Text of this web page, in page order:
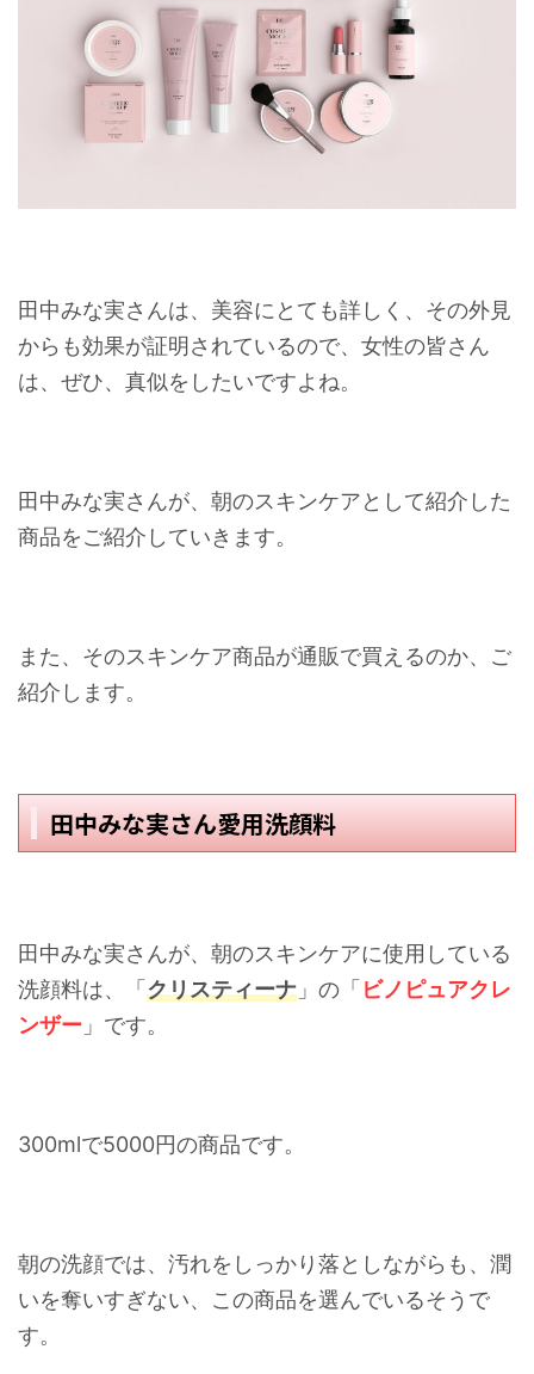
田中みな実さんは、美容にとても詳しく、その外見
からも効果が証明されているので、女性の皆さん
は、ぜひ、真似をしたいですよね。
田中みな実さんが、朝のスキンケアとして紹介した
商品をご紹介していきます。
また、そのスキンケア商品が通販で買えるのか、ご
紹介します。
田中みな実さん愛用洗顔料
田中みな実さんが、朝のスキンケアに使用している
洗顔料は、「クリスティーナ 」の「ビノピュアクレ
ンザー 」です。
300mlで5000円の商品です。
朝の洗顔では、汚れをしっかり落としながらも、潤
いを奪いすぎない、この商品を選んでいるそうで
す。